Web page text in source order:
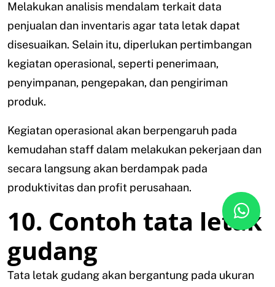
Melakukan analisis mendalam terkait data
penjualan dan inventaris agar tata letak dapat
disesuaikan. Selain itu, diperlukan pertimbangan
kegiatan operasional, seperti penerimaan,
penyimpanan, pengepakan, dan pengiriman
produk.
Kegiatan operasional akan berpengaruh pada
kemudahan staff dalam melakukan pekerjaan dan
secara langsung akan berdampak pada
produktivitas dan profit perusahaan.
10. Contoh tata letak
gudang
Tata letak gudang akan bergantung pada ukuran